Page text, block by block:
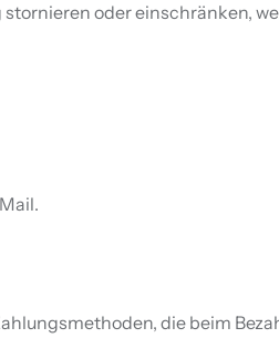
oder einschränken,
die beim